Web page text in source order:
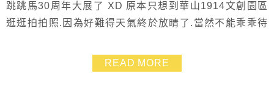
跳跳馬30周年大展了 XD 原本只想到華山1914文創園區
逛逛拍拍照.因為好難得天氣終於放晴了.當然不能乖乖待
得知是有票才能坐 小西瓜馬上說:「好吧!媽咪.我們去買票
吧!」 嗯! 好一個聰明的小孩呀~~
READ MORE